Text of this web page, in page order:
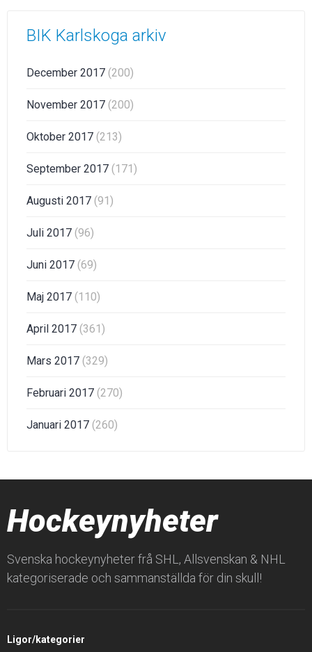
BIK Karlskoga arkiv
December 2017 (200)
November 2017 (200)
Oktober 2017 (213)
September 2017 (171)
Augusti 2017 (91)
Juli 2017 (96)
Juni 2017 (69)
Maj 2017 (110)
April 2017 (361)
Mars 2017 (329)
Februari 2017 (270)
Januari 2017 (260)
Hockeynyheter
Svenska hockeynyheter frå SHL, Allsvenskan & NHL
kategoriserade och sammanställda för din skull!
Ligor/kategorier